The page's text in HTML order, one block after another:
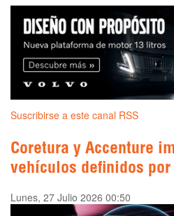
Suscribirse a este canal RSS
Coretura y Accenture
vehículos definidos
Lunes, 27 Julio 2026 00:50